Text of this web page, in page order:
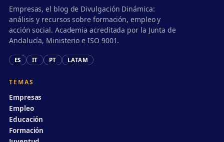
Empresas, el blog de Divulgación Dinámica:
análisis y recursos sobre formación, empleo y
acción social. Academia acreditada por la Junta de
Andalucía, Ministerio e ISO 9001.
ES IT PT LATAM
TEMAS
Empresas
Empleo
Educación
Formación